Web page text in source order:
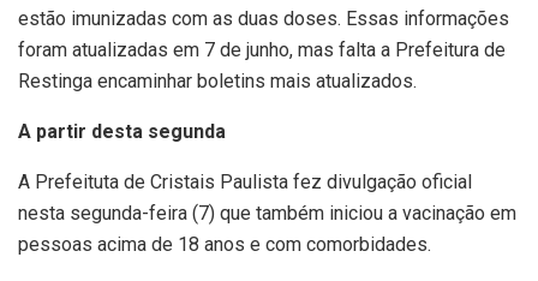
estão imunizadas com as duas doses. Essas informações
foram atualizadas em 7 de junho, mas falta a Prefeitura de
Restinga encaminhar boletins mais atualizados.
A partir desta segunda
A Prefeituta de Cristais Paulista fez divulgação oficial
nesta segunda-feira (7) que também iniciou a vacinação em
pessoas acima de 18 anos e com comorbidades.